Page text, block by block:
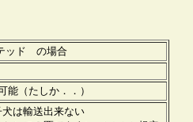
ッド の場合
能（たしか．．）
は輸送出来ない